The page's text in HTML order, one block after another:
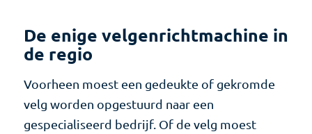
De enige velgenrichtmachine in
de regio
Voorheen moest een gedeukte of gekromde
velg worden opgestuurd naar een
gespecialiseerd bedrijf. Of de velg moest